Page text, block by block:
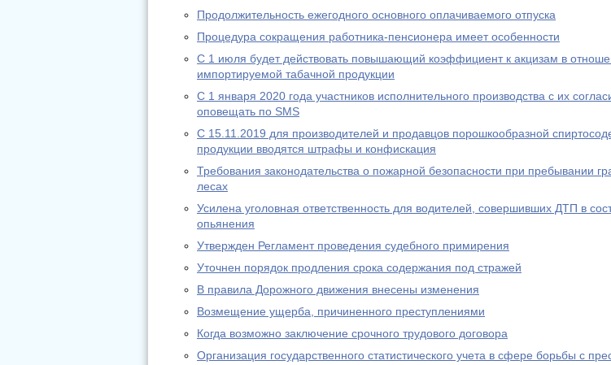
Продолжительность ежегодного основного оплачиваемого отпуска
Процедура сокращения работника-пенсионера имеет особенности
С 1 июля будет действовать повышающий коэффициент к акцизам в
импортируемой табачной продукции
С 1 января 2020 года участников исполнительного производства с их
оповещать по SMS
С 15.11.2019 для производителей и продавцов порошкообразной
продукции вводятся штрафы и конфискация
Требования законодательства о пожарной безопасности при пребывании
лесах
Усилена уголовная ответственность для водителей, совершивших ДТП в
опьянения
Утвержден Регламент проведения судебного примирения
Уточнен порядок продления срока содержания под стражей
В правила Дорожного движения внесены изменения
Возмещение ущерба, причиненного преступлениями
Когда возможно заключение срочного трудового договора
Организация государственного статистического учета в сфере борьбы с